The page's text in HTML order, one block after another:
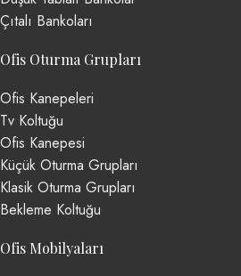
Çıtalı Bankoları
Ofis Oturma Grupları
Ofis Kanepeleri
Tv Koltuğu
Ofis Kanepesi
Küçük Oturma Grupları
Klasik Oturma Grupları
Bekleme Koltuğu
Ofis Mobilyaları